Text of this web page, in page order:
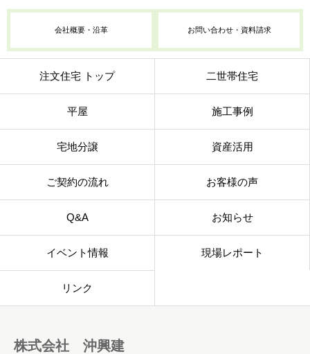
会社概要・沿革 お問い合わせ・資料請求
注文住宅 トップ 二世帯住宅
平屋 施工事例
宅地分譲 資産活用
ご契約の流れ お客様の声
Q&A お知らせ
イベント情報 現場レポート
リンク
株式会社 沖興建